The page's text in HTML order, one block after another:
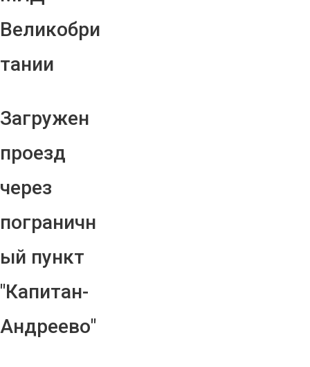
Великобри
тании
Загружен
проезд
через
пограничн
ый пункт
"Капитан-
Андреево"